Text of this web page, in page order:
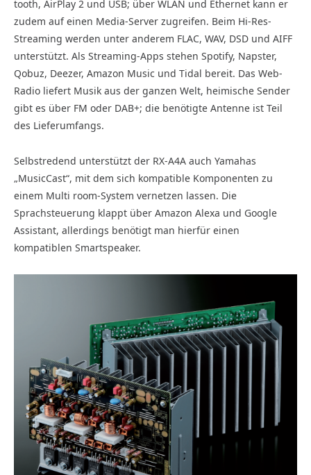
tooth, AirPlay 2 und USB; über WLAN und Ethernet kann er
zudem auf einen Media-Server zugreifen. Beim Hi-Res-
Streaming werden unter anderem FLAC, WAV, DSD und AIFF
unterstützt. Als Streaming-Apps stehen Spotify, Napster,
Qobuz, Deezer, Amazon Music und Tidal bereit. Das Web-
Radio liefert Musik aus der ganzen Welt, heimische Sender
gibt es über FM oder DAB+; die benötigte Antenne ist Teil
des Lieferumfangs.
Selbstredend unterstützt der RX-A4A auch Yamahas
„MusicCast“, mit dem sich kompatible Komponenten zu
einem Multi room-System vernetzen lassen. Die
Sprachsteuerung klappt über Amazon Alexa und Google
Assistant, allerdings benötigt man hierfür einen
kompatiblen Smartspeaker.